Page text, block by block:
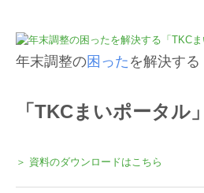
年末調整の困った を解決する
「TKCまいポータル
＞ 資料のダウンロードはこちら